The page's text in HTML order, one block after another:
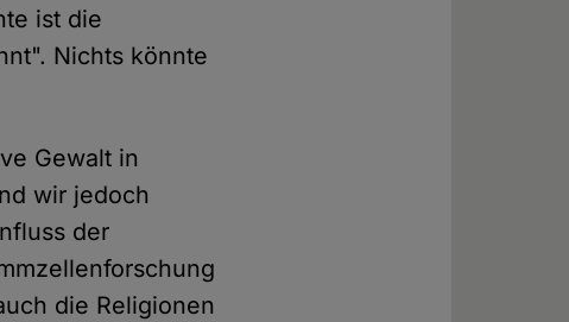
ist die
Nichts könnte
Gewalt in
wir jedoch
der
die Religionen